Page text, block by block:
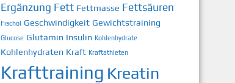
Ergänzung Fett Fettmasse Fettsäuren
Fischöl Geschwindigkeit Gewichtstraining
Glucose Glutamin Insulin Kohlenhydrate
Kohlenhydraten Kraft Kraftathleten
Krafttraining Kreatin